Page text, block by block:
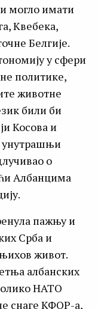
могло имати
Квебека,
Белгије.
у сфери
политике,
животне
били би
Косова и
унутрашњи
о
Албанцима
пажњу и
Срба и
живот.
албанских
НАТО
снаге КФОР-а,